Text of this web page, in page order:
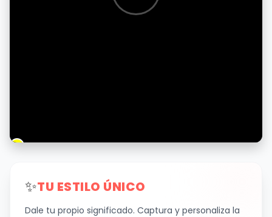
✨TU ESTILO ÚNICO
Dale tu propio significado. Captura y personaliza la